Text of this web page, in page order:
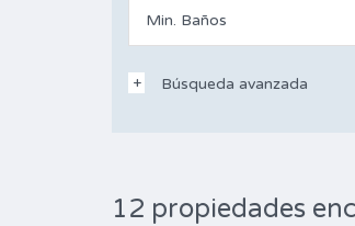
Min. Baños
Búsqueda avanzada
12 propiedades